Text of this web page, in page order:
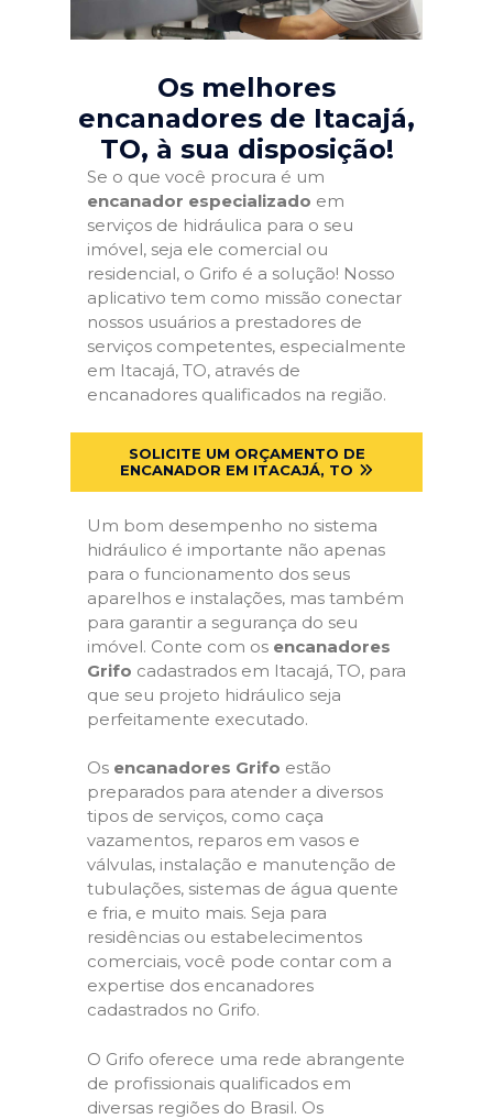
Os melhores
encanadores de Itacajá,
TO, à sua disposição!
Se o que você procura é um
encanador especializado em
serviços de hidráulica para o seu
imóvel, seja ele comercial ou
residencial, o Grifo é a solução! Nosso
aplicativo tem como missão conectar
nossos usuários a prestadores de
serviços competentes, especialmente
em Itacajá, TO, através de
encanadores qualificados na região.
SOLICITE UM ORÇAMENTO DE
ENCANADOR EM ITACAJÁ, TO
Um bom desempenho no sistema
hidráulico é importante não apenas
para o funcionamento dos seus
aparelhos e instalações, mas também
para garantir a segurança do seu
imóvel. Conte com os encanadores
Grifo cadastrados em Itacajá, TO, para
que seu projeto hidráulico seja
perfeitamente executado.
Os encanadores Grifo estão
preparados para atender a diversos
tipos de serviços, como caça
vazamentos, reparos em vasos e
válvulas, instalação e manutenção de
tubulações, sistemas de água quente
e fria, e muito mais. Seja para
residências ou estabelecimentos
comerciais, você pode contar com a
expertise dos encanadores
cadastrados no Grifo.
O Grifo oferece uma rede abrangente
de profissionais qualificados em
diversas regiões do Brasil. Os